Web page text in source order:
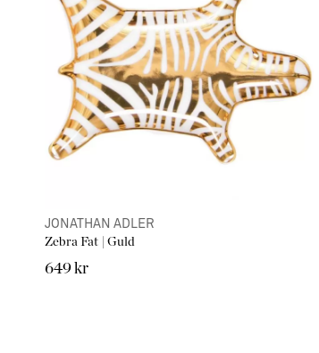
JONATHAN ADLER
Zebra Fat | Guld
649 kr